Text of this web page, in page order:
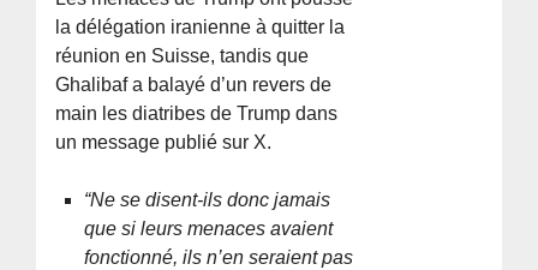
la délégation iranienne à quitter la
réunion en Suisse, tandis que
Ghalibaf a balayé d’un revers de
main les diatribes de Trump dans
un message publié sur X.
“Ne se disent-ils donc jamais
que si leurs menaces avaient
fonctionné, ils n’en seraient pas